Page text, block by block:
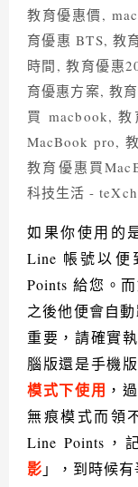
如果你使用的
Line 帳號以便
Points給您。
之後他便會自
重要，請確實
腦版還是手機
模式下使用 ，
無痕模式而領
Line Points ，
影 」，到時候